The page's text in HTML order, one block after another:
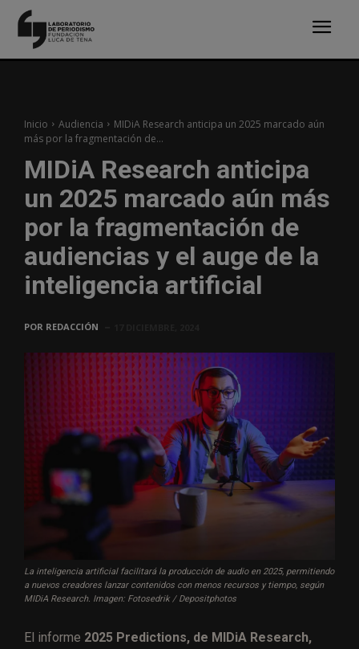
Inicio Audiencia
MIDiA Research anticipa un 2025 marcado aún
más por la fragmentación de...
MIDiA Research anticipa
un 2025 marcado aún más
por la fragmentación de
audiencias y el auge de la
inteligencia artificial
POR REDACCIÓN
La inteligencia artificial facilitará la producción de audio en 2025, permitiendo
a nuevos creadores lanzar contenidos con menos recursos y tiempo, según
MIDiA Research. Imagen: Fotosedrik / Depositphotos
El informe 2025 Predictions, de MIDiA Research,